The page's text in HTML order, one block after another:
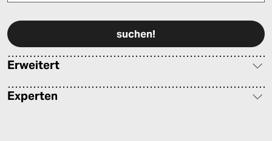
Erweitert
Experten